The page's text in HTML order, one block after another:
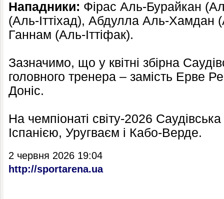
Нападники: Фірас Аль-Бурайкан
(Аль-Іттіхад), Абдулла Аль-Хамдан
Ганнам (Аль-Іттіфак).
Зазначимо, що у квітні збірна
головного тренера – замість Ерве
Доніс.
На чемпіонаті світу-2026 Саудівська
Іспанією, Уругваєм і Кабо-Верде.
2 червня 2026 19:04
http://sportarena.ua